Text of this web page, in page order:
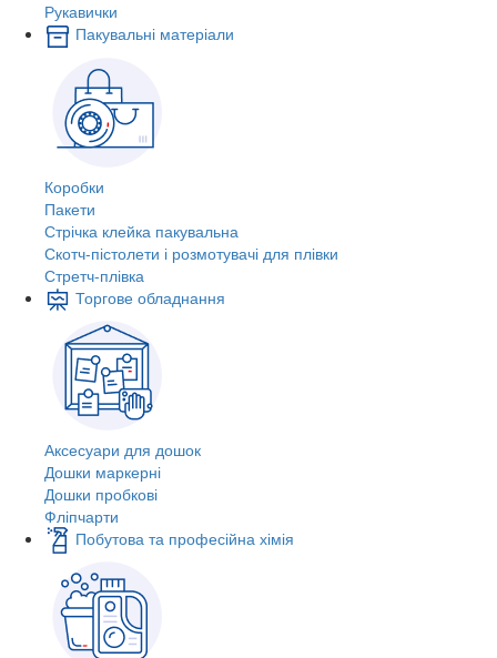
Рукавички
Пакувальні матеріали
Коробки
Пакети
Стрічка клейка пакувальна
Скотч-пістолети і розмотувачі для плівки
Стретч-плівка
Торгове обладнання
Аксесуари для дошок
Дошки маркерні
Дошки пробкові
Фліпчарти
Побутова та професійна хімія